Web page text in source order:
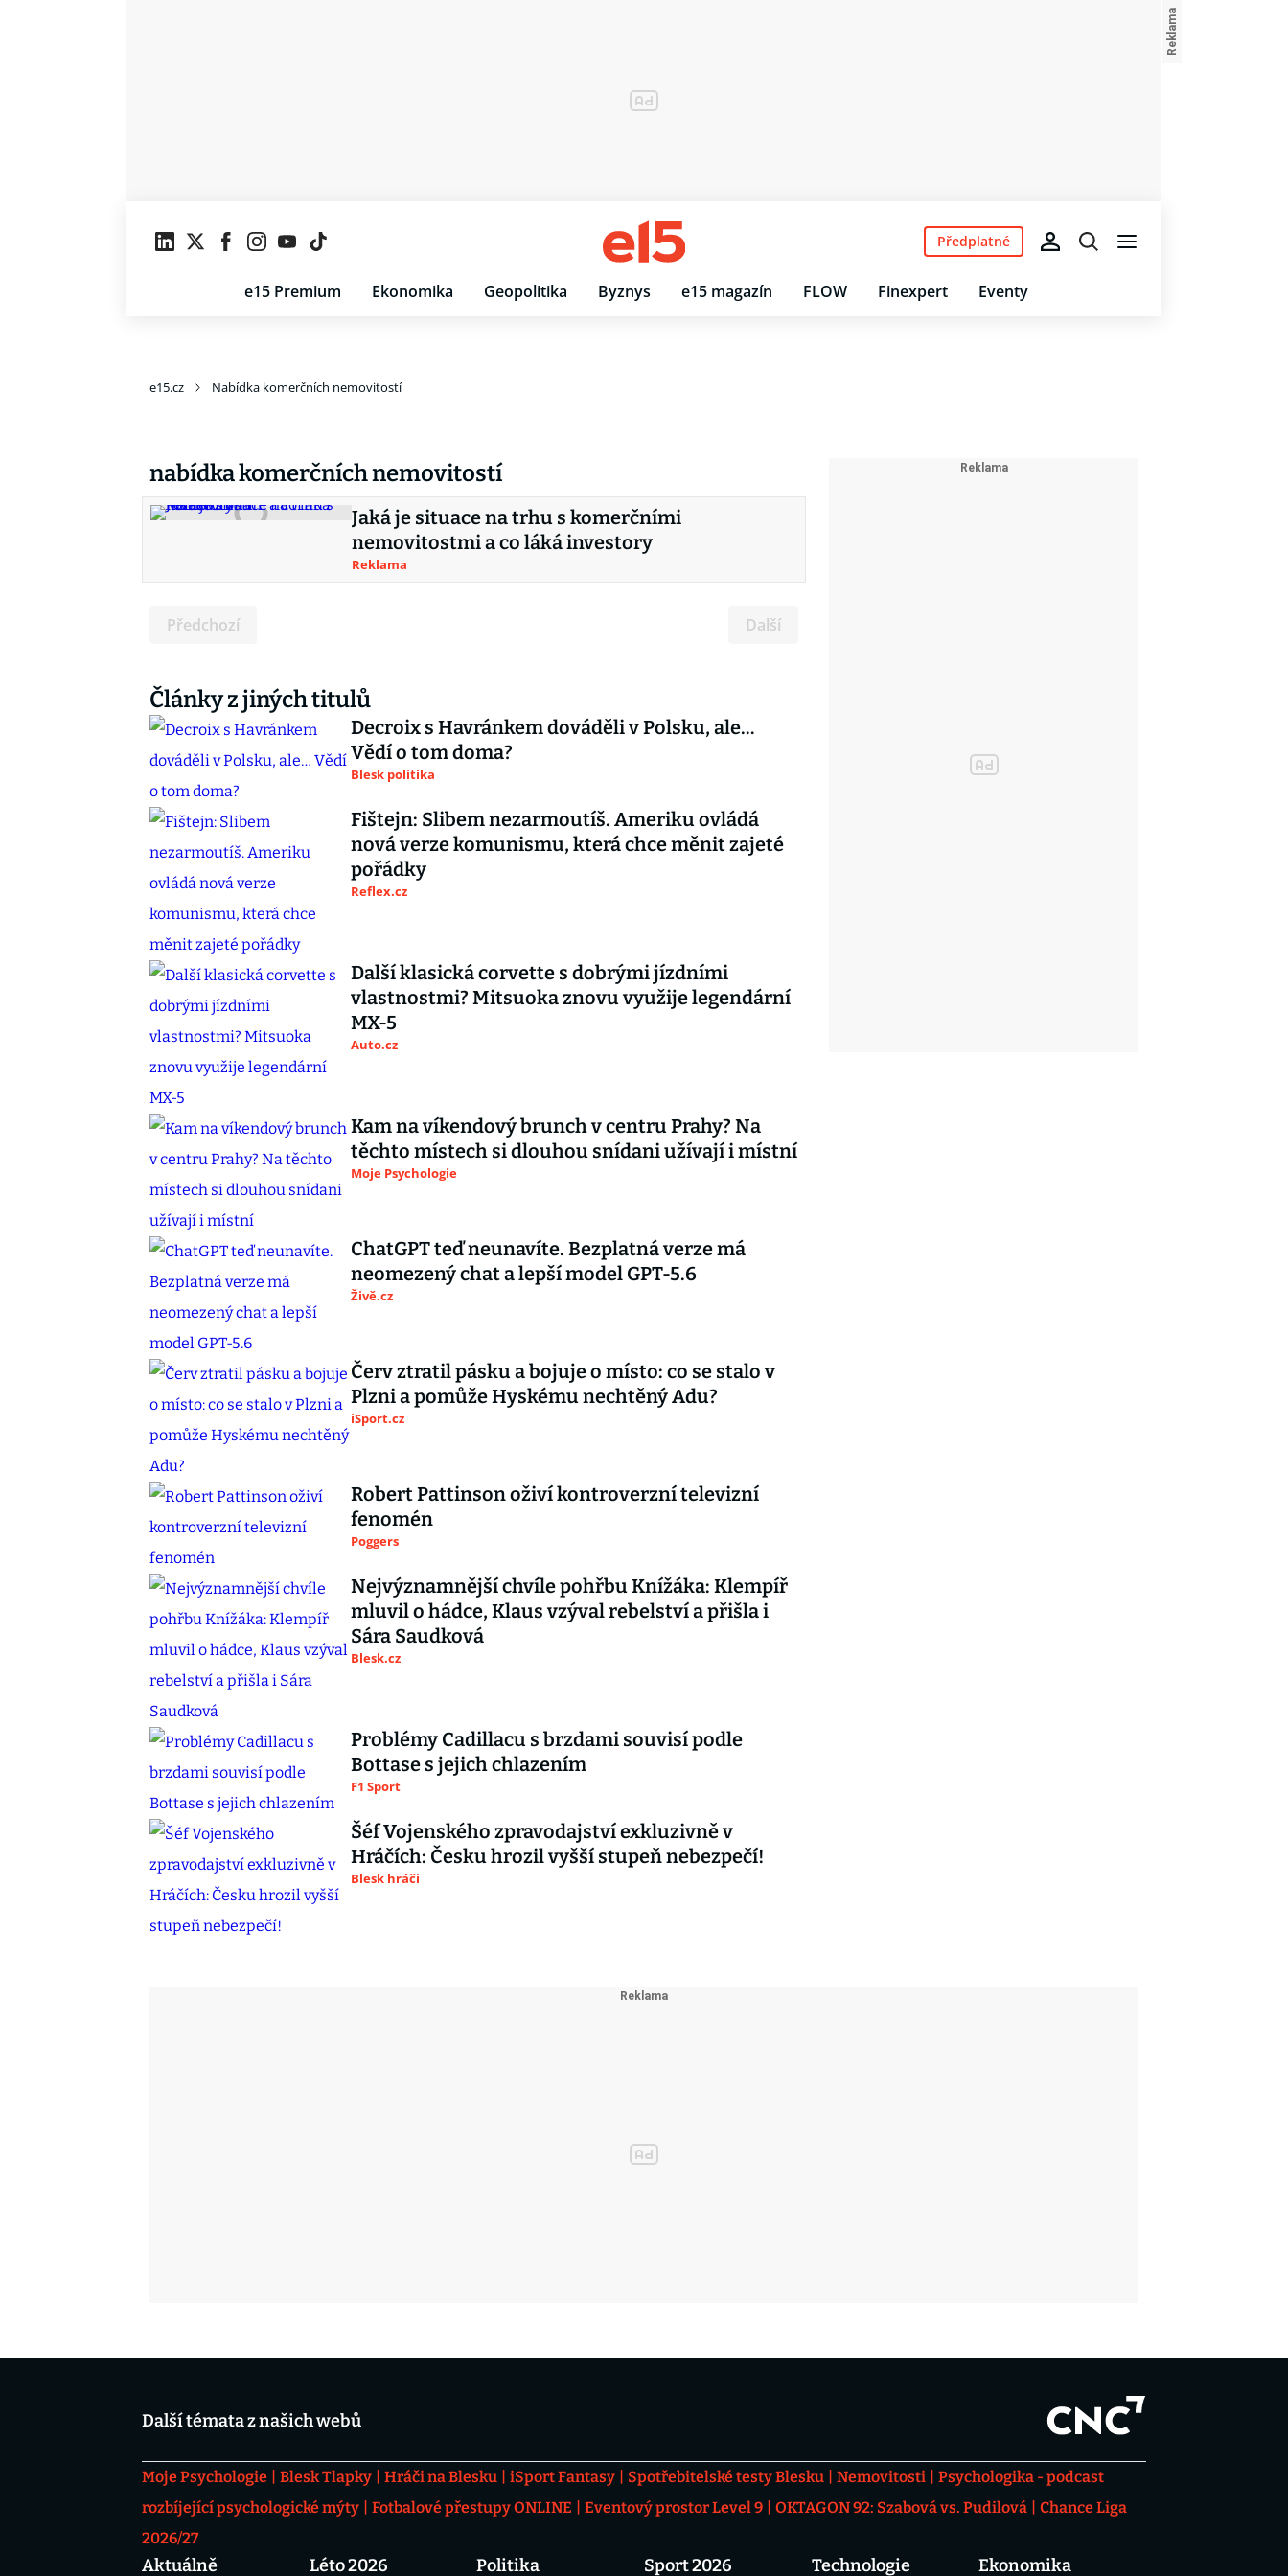
e15 Premium Ekonomika Geopolitika Byznys e15 magazín FLOW Finexpert Eventy
Předplatné
e15.cz Nabídka komerčních nemovitostí
nabídka komerčních nemovitostí
Jaká je situace na trhu s komerčními
nemovitostmi a co láká investory
Reklama
Předchozí Další
Články z jiných titulů
Decroix s Havránkem dováděli v Polsku, ale…
Vědí o tom doma?
Blesk politika
Fištejn: Slibem nezarmoutíš. Ameriku ovládá
nová verze komunismu, která chce měnit zajeté
pořádky
Reflex.cz
Další klasická corvette s dobrými jízdními
vlastnostmi? Mitsuoka znovu využije legendární
MX-5
Auto.cz
Kam na víkendový brunch v centru Prahy? Na
těchto místech si dlouhou snídani užívají i místní
Moje Psychologie
ChatGPT teď neunavíte. Bezplatná verze má
neomezený chat a lepší model GPT-5.6
Živě.cz
Červ ztratil pásku a bojuje o místo: co se stalo v
Plzni a pomůže Hyskému nechtěný Adu?
iSport.cz
Robert Pattinson oživí kontroverzní televizní
fenomén
Poggers
Nejvýznamnější chvíle pohřbu Knížáka: Klempíř
mluvil o hádce, Klaus vzýval rebelství a přišla i
Sára Saudková
Blesk.cz
Problémy Cadillacu s brzdami souvisí podle
Bottase s jejich chlazením
F1 Sport
Šéf Vojenského zpravodajství exkluzivně v
Hráčích: Česku hrozil vyšší stupeň nebezpečí!
Blesk hráči
Další témata z našich webů
Moje Psychologie Blesk Tlapky Hráči na Blesku iSport Fantasy Spotřebitelské testy Blesku Nemovitosti
Psychologika - podcast
rozbíjející psychologické mýty
Fotbalové přestupy ONLINE Eventový prostor Level 9 OKTAGON 92: Szabová vs. Pudilová
Chance Liga
2026/27
Aktuálně Léto 2026 Politika Sport 2026 Technologie Ekonomika